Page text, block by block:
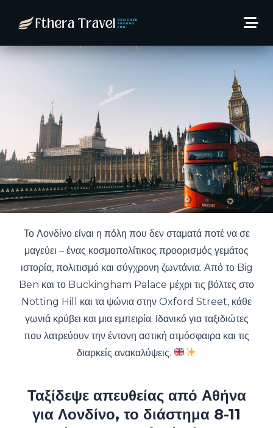
από 361€/άτομο!
24 Απριλίου, 2025 Thodoris Kaltsas
Το Λονδίνο είναι η πόλη που δεν σταματά ποτέ να σε
μαγεύει – ένας κοσμοπολίτικος προορισμός γεμάτος
ιστορία, πολιτισμό και σύγχρονη ζωντάνια. Από το Big
Ben και το Buckingham Palace μέχρι τις βόλτες στο
Notting Hill και τα ψώνια στην Oxford Street, κάθε
γωνιά κρύβει και μια εμπειρία. Ιδανικό για ταξιδιώτες
που λατρεύουν την έντονη αστική ατμόσφαιρα και τις
διαρκείς ανακαλύψεις.
Ταξίδεψε απευθείας από Αθήνα
για Λονδίνο, το διάστημα 8-11